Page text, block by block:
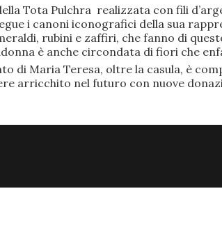
Tota Pulchra realizzata con fili
i canoni iconografici della sua
rubini e zaffiri, che fanno di
è anche circondata di fiori che
di Maria Teresa, oltre la casula, è
arricchito nel futuro con nuove